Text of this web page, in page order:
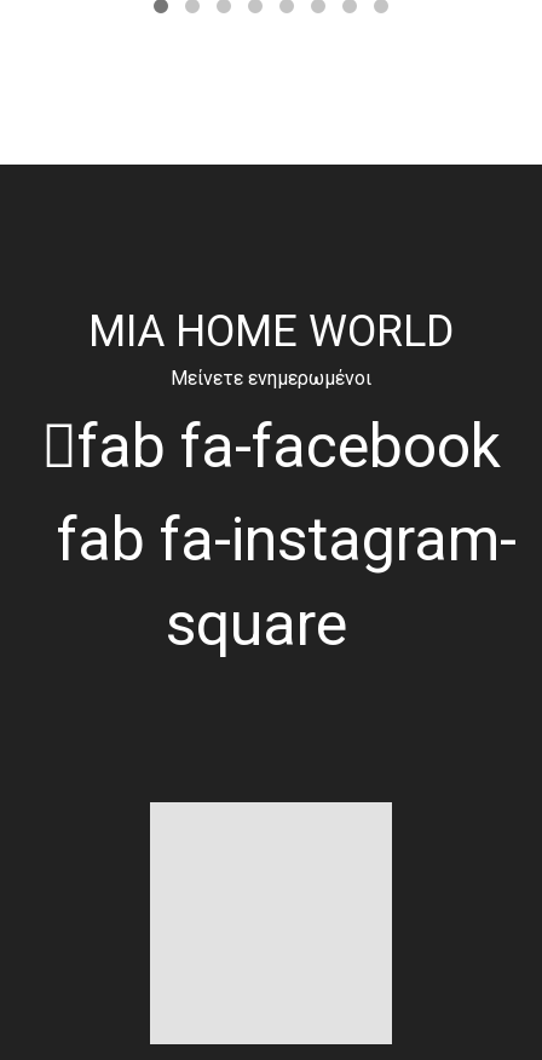
MIA HOME WORLD
Μείνετε ενημερωμένοι
fab fa-facebook
fab fa-instagram-
square